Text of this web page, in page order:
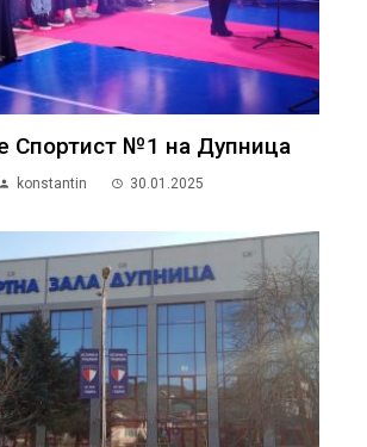
Спортист №1 на Дупница
konstantin 30.01.2025